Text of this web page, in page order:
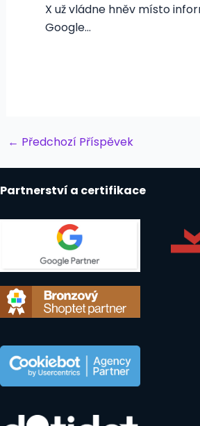
X už vládne hněv místo
Google…
Post
← Předchozí Příspěvek
Partnerství a certifikace